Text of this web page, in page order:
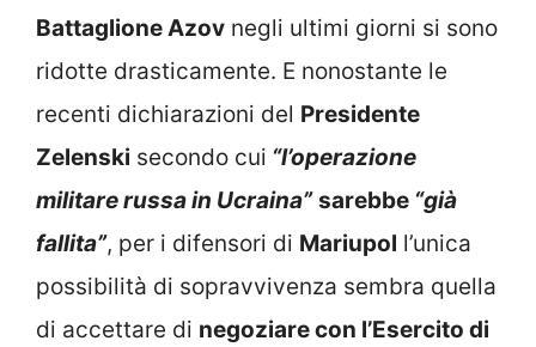
Battaglione Azov negli ultimi giorni si sono
ridotte drasticamente. E nonostante le
recenti dichiarazioni del Presidente
Zelenski secondo cui “l’operazione
militare russa in Ucraina” sarebbe “già
fallita”, per i difensori di Mariupol l’unica
possibilità di sopravvivenza sembra quella
di accettare di negoziare con l’Esercito di